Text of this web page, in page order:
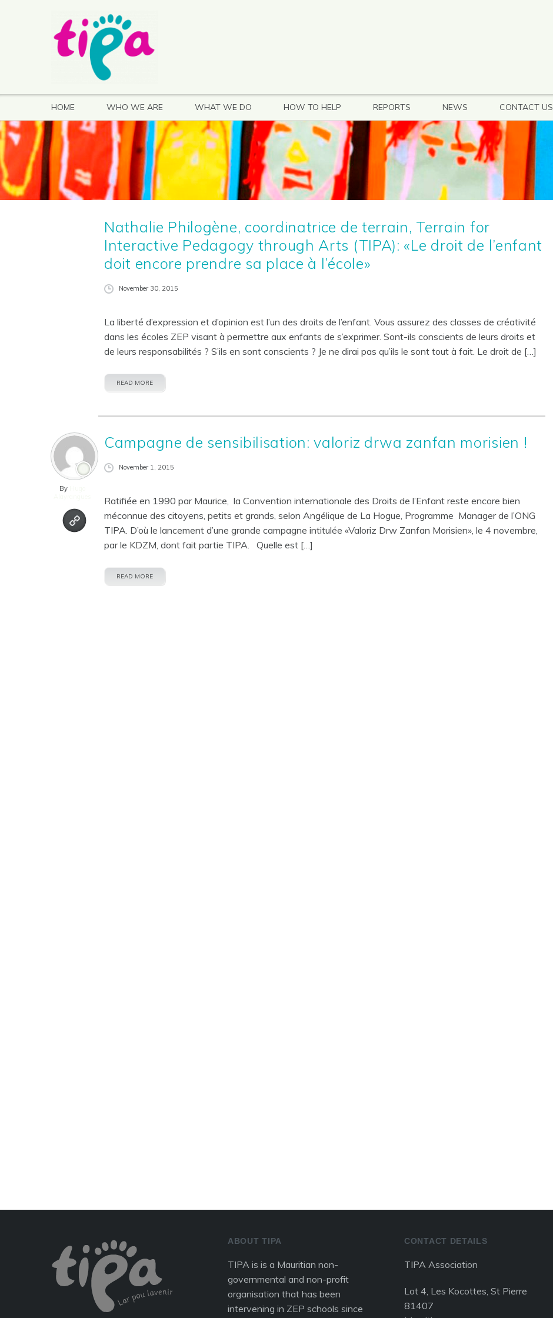
HOME WHO WE ARE WHAT WE DO HOW TO HELP REPORTS NEWS CONTACT US
Nathalie Philogène, coordinatrice de terrain, Terrain for
Interactive Pedagogy through Arts (TIPA): «Le droit de l’enfant
doit encore prendre sa place à l’école»
November 30, 2015
La liberté d’expression et d’opinion est l’un des droits de l’enfant. Vous assurez des classes de créativité
dans les écoles ZEP visant à permettre aux enfants de s’exprimer. Sont-ils conscients de leurs droits et
de leurs responsabilités ? S’ils en sont conscients ? Je ne dirai pas qu’ils le sont tout à fait. Le droit de […]
READ MORE
Campagne de sensibilisation: valoriz drwa zanfan morisien !
By
November 1, 2015
Ratifiée en 1990 par Maurice, la Convention internationale des Droits de l’Enfant reste encore bien
méconnue des citoyens, petits et grands, selon Angélique de La Hogue, Programme Manager de l’ONG
TIPA. D’où le lancement d’une grande campagne intitulée «Valoriz Drw Zanfan Morisien», le 4 novembre,
par le KDZM, dont fait partie TIPA. Quelle est […]
READ MORE
ABOUT TIPA
TIPA is is a Mauritian non-
governmental and non-profit
organisation that has been
intervening in ZEP schools since
CONTACT DETAILS
TIPA Association
Lot 4, Les Kocottes, St Pierre
81407